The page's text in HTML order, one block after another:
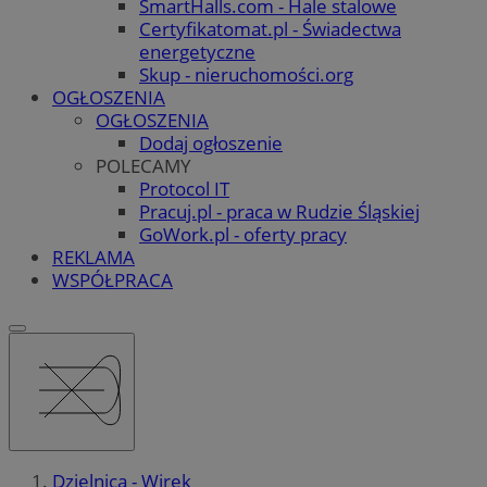
SmartHalls.com - Hale stalowe
Certyfikatomat.pl - Świadectwa
energetyczne
Skup - nieruchomości.org
OGŁOSZENIA
OGŁOSZENIA
Dodaj ogłoszenie
POLECAMY
Protocol IT
Pracuj.pl - praca w Rudzie Śląskiej
GoWork.pl - oferty pracy
REKLAMA
WSPÓŁPRACA
Dzielnica - Wirek